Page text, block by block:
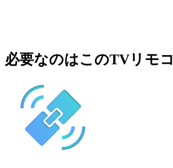
必要なのはこのTVリモ